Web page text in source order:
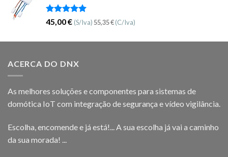
Avaliação
5.00
de 5
45,00€ (S/Iva)55,35€(C/Iva)
ACERCA DO DNX
As melhores soluções e componentes para sistemas de
domótica IoT com integração de segurança e vídeo vigilância.
Escolha, encomende e já está!... A sua escolha já vai a caminho
da sua morada! ...